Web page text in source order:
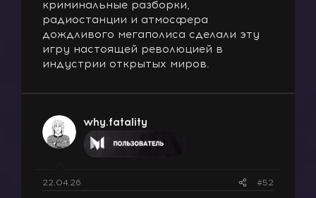
криминальные разборки,
радиостанции и атмосфера
дождливого мегаполиса сделали эту
игру настоящей революцией в
индустрии открытых миров.
why.fatality
22.04.26 #52